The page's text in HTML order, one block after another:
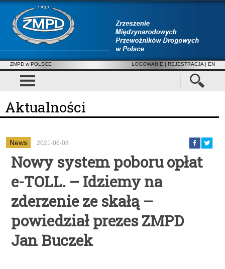
ZMPD w POLSCE LOGOWANIE | REJESTRACJA | EN
Aktualności
News 2021-06-08
Nowy system poboru opłat
e-TOLL. – Idziemy na
zderzenie ze skałą –
powiedział prezes ZMPD
Jan Buczek